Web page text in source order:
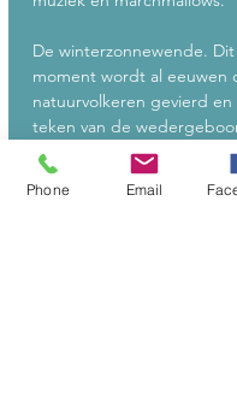
De winterzonnewende.
moment wordt al eeuwen
natuurvolkeren gevierd
teken van de
van licht en vuur.
We starten de avond met
Phone Email